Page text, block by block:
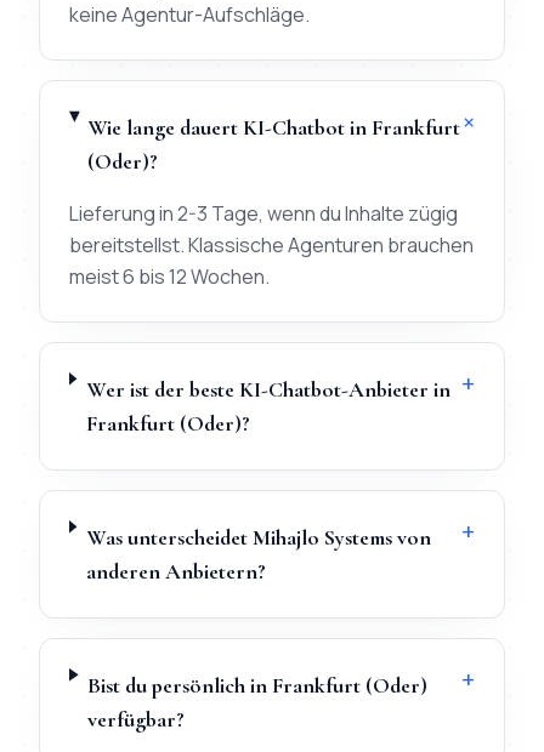
keine Agentur-Aufschläge.
Wie lange dauert KI-Chatbot in Frankfurt
(Oder)?
+
Lieferung in 2-3 Tage, wenn du Inhalte zügig
bereitstellst. Klassische Agenturen brauchen
meist 6 bis 12 Wochen.
Wer ist der beste KI-Chatbot-Anbieter in
Frankfurt (Oder)?
+
Was unterscheidet Mihajlo Systems von
anderen Anbietern?
+
Bist du persönlich in Frankfurt (Oder)
verfügbar?
+